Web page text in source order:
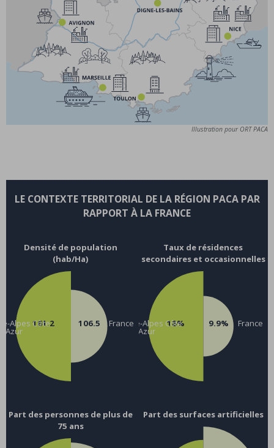
Illustration pour ORT PACA
LE CONTEXTE TERRITORIAL DE LA RÉGION PACA PAR
RAPPORT À LA FRANCE
Densité de population
(hab/Ha)
161.2 106.5
Alpes Côte France
Taux de résidences
secondaires et occasionnelles
18% 9.9%
Provence-Alpes Côte
d’Azur
France
Part des personnes de plus de
75 ans
Part des surfaces artificielles